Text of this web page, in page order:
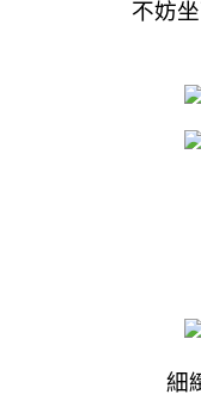
不妨
細